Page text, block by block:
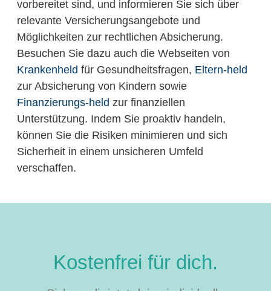
vorbereitet sind, und informieren Sie sich über
relevante Versicherungsangebote und
Möglichkeiten zur rechtlichen Absicherung.
Besuchen Sie dazu auch die Webseiten von
Krankenheld für Gesundheitsfragen, Eltern-held
zur Absicherung von Kindern sowie
Finanzierungs-held zur finanziellen
Unterstützung. Indem Sie proaktiv handeln,
können Sie die Risiken minimieren und sich
Sicherheit in einem unsicheren Umfeld
verschaffen.
Kostenfrei für dich.